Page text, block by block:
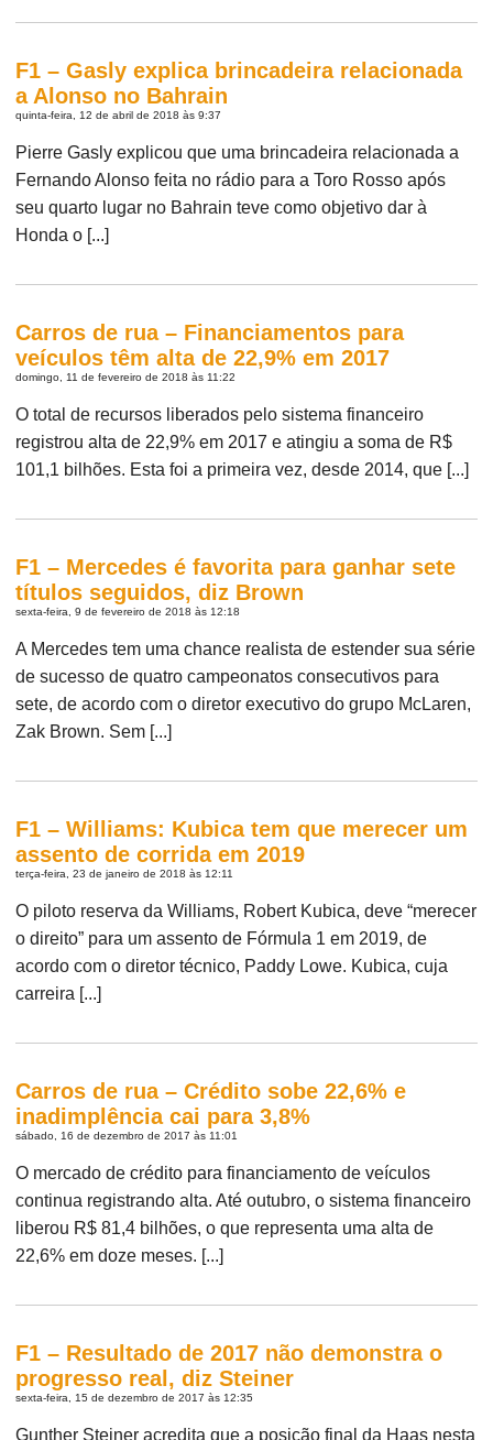
F1 – Gasly explica brincadeira relacionada
a Alonso no Bahrain
quinta-feira, 12 de abril de 2018 às 9:37
Pierre Gasly explicou que uma brincadeira relacionada a
Fernando Alonso feita no rádio para a Toro Rosso após
seu quarto lugar no Bahrain teve como objetivo dar à
Honda o [...]
Carros de rua – Financiamentos para
veículos têm alta de 22,9% em 2017
domingo, 11 de fevereiro de 2018 às 11:22
O total de recursos liberados pelo sistema financeiro
registrou alta de 22,9% em 2017 e atingiu a soma de R$
101,1 bilhões. Esta foi a primeira vez, desde 2014, que [...]
F1 – Mercedes é favorita para ganhar sete
títulos seguidos, diz Brown
sexta-feira, 9 de fevereiro de 2018 às 12:18
A Mercedes tem uma chance realista de estender sua série
de sucesso de quatro campeonatos consecutivos para
sete, de acordo com o diretor executivo do grupo McLaren,
Zak Brown. Sem [...]
F1 – Williams: Kubica tem que merecer um
assento de corrida em 2019
terça-feira, 23 de janeiro de 2018 às 12:11
O piloto reserva da Williams, Robert Kubica, deve “merecer
o direito” para um assento de Fórmula 1 em 2019, de
acordo com o diretor técnico, Paddy Lowe. Kubica, cuja
carreira [...]
Carros de rua – Crédito sobe 22,6% e
inadimplência cai para 3,8%
sábado, 16 de dezembro de 2017 às 11:01
O mercado de crédito para financiamento de veículos
continua registrando alta. Até outubro, o sistema financeiro
liberou R$ 81,4 bilhões, o que representa uma alta de
22,6% em doze meses. [...]
F1 – Resultado de 2017 não demonstra o
progresso real, diz Steiner
sexta-feira, 15 de dezembro de 2017 às 12:35
Gunther Steiner acredita que a posição final da Haas nesta